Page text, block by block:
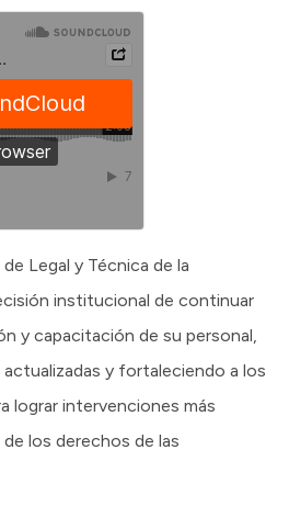
Legal y Técnica de la
institucional de continuar
y capacitación de su personal,
y fortaleciendo a los
lograr intervenciones más
los derechos de las